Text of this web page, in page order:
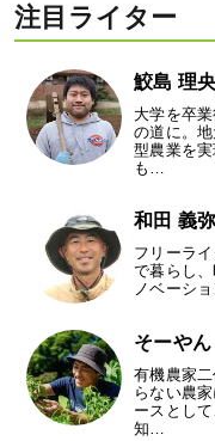
注目ライター
鮫島 理央
大学を卒
の道に。
型農業を
も…
和田 義弥
フリーラ
で暮らし
ノベーシ
そーやん
有機農家
らない農
ースとし
知…